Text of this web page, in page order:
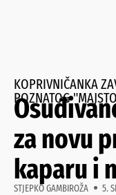
KOPRIVNIČANKA
POZNATOG
za novu
kaparu i
STJEPKO GAMBIROŽA 5.